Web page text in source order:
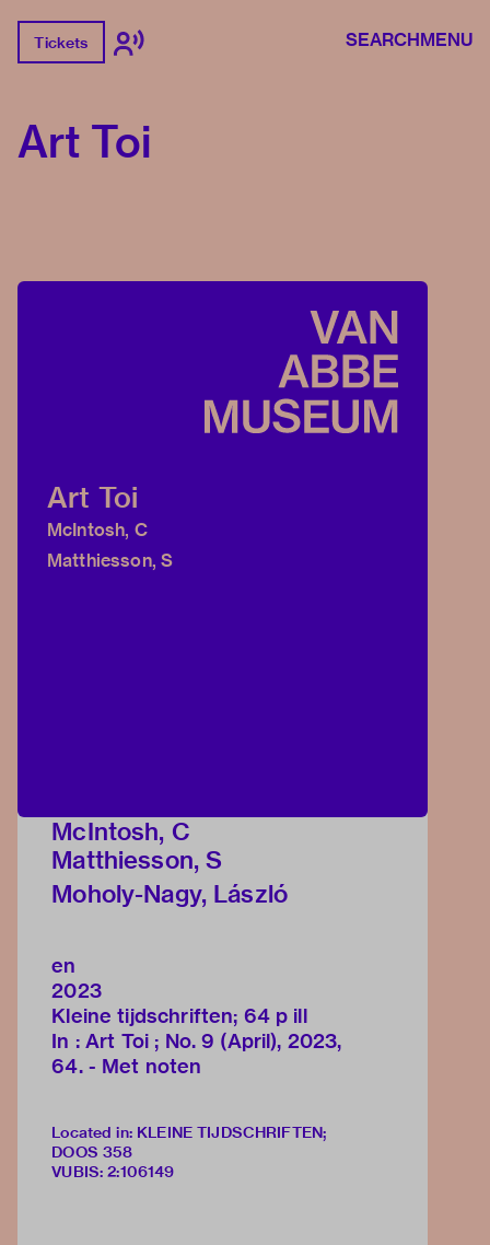
Tickets SEARCHMENU
Art Toi
Art Toi
McIntosh, C
Matthiesson, S
McIntosh, C
Matthiesson, S
Moholy-Nagy, László
en
2023
Kleine tijdschriften; 64 p ill
In : Art Toi ; No. 9 (April), 2023,
64. - Met noten
Located in: KLEINE TIJDSCHRIFTEN;
DOOS 358
VUBIS: 2:106149